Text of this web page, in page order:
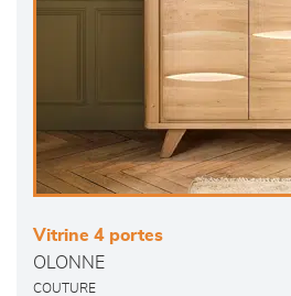
Vitrine 4 portes
OLONNE
COUTURE